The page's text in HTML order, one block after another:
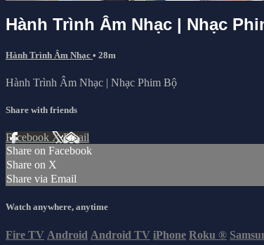
Hành Trình Âm Nhạc | Nhạc
Hành Trình Âm Nhạc • 28m
Hành Trình Âm Nhạc | Nhạc Phim Bộ
Share with friends
Facebook XEmail
Share on Facebook
Share on X
Share via Email
Watch anywhere, anytime
Fire TV Android Android TV iPhone Roku ®